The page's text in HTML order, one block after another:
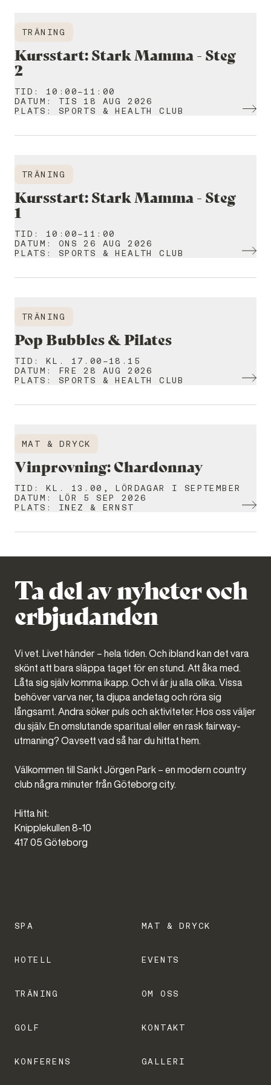
TRÄNING
Kursstart: Stark Mamma - Steg
2
TID : 10:00-11:00
DATUM :
TIS 18 AUG 2026
PLATS : SPORTS & HEALTH CLUB
TRÄNING
Kursstart: Stark Mamma - Steg
1
TID : 10:00-11:00
DATUM :
ONS 26 AUG 2026
PLATS : SPORTS & HEALTH CLUB
TRÄNING
Pop Bubbles & Pilates
TID : KL. 17.00-18.15
DATUM :
FRE 28 AUG 2026
PLATS : SPORTS & HEALTH CLUB
MAT & DRYCK
Vinprovning: Chardonnay
TID : KL. 13.00, LÖRDAGAR I SEPTEMBER
DATUM :
LÖR 5 SEP 2026
PLATS : INEZ & ERNST
Ta del av nyheter och
erbjudanden
Vi vet. Livet händer – hela tiden. Och ibland kan det vara
skönt att bara släppa taget för en stund. Att åka med.
Låta sig själv komma ikapp. Och vi är ju alla olika. Vissa
behöver varva ner, ta djupa andetag och röra sig
långsamt. Andra söker puls och aktiviteter. Hos oss väljer
du själv. En omslutande sparitual eller en rask fairway-
utmaning? Oavsett vad så har du hittat hem.
Välkommen till Sankt Jörgen Park – en modern country
club några minuter från Göteborg city.
Hitta hit:
Knipplekullen 8-10
417 05 Göteborg
SPA
HOTELL
TRÄNING
GOLF
KONFERENS
MAT & DRYCK
EVENTS
OM OSS
KONTAKT
GALLERI